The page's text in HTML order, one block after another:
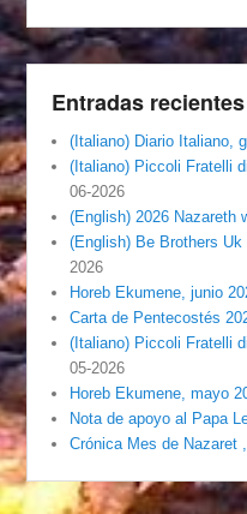
Entradas recientes
(Italiano) Diario Italiano,
(Italiano) Piccoli Fratelli
06-2026
(English) 2026 Nazareth
(English) Be Brothers
2026
Horeb Ekumene, junio
Carta de Pentecostés
(Italiano) Piccoli Fratelli
05-2026
Horeb Ekumene, mayo
Nota de apoyo al Papa
Crónica Mes de Nazaret